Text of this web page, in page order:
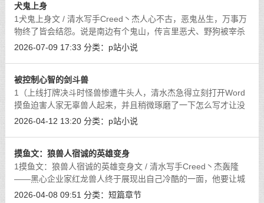
犬鬼上身
1犬鬼上身文 / 清水写手Creed丶杰人心不古，恶鬼丛生，万事万
物终了皆会结怨。说是南边有个鬼山，传言里恶犬、野狗被宰杀
得多了，这些生灵就化作了怨灵，在山里徘徊，林子里刮着的风
2026-07-09 17:33 分类： p站小说
被控制心智的剑斗兽
1（上线打牌决斗时怪兽惨遭牛头人，清水杰急得立刻打开Word
摸鱼迫害人家无辜兽人起来，并且稍微琢磨了一下怎么写才让没
接触过游戏王的读者都看得懂……嗯……）被控制心智的剑斗兽
2026-04-12 13:20 分类： p站小说
摸鱼文：狼兽人宿诚的英雄变身
1摸鱼文：狼兽人宿诚的英雄变身文 / 清水写手Creed丶杰轰隆
——黑心企业家红龙兽人终于展现出自己冷酷的一面，他要让城
市陷入自己阴谋催生的动荡之中。城市中央的大楼发生剧烈的爆
2026-04-08 09:51 分类： 短篇章节